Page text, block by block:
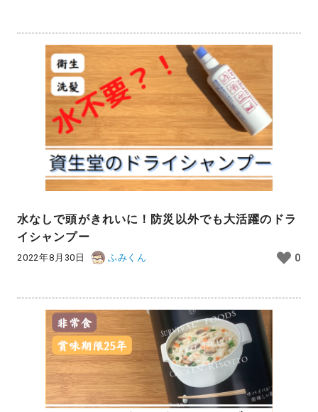
水なしで頭がきれいに！防災以外でも大活躍のドラ
イシャンプー
2022年8月30日 ふみくん 0